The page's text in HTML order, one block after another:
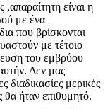
,απαραίτητη είναι η
με ένα
που βρίσκονται
με τέτοιο
του εμβρύου
Δεν μας
διαδικασίες μερικές
ήταν επιθυμητό.